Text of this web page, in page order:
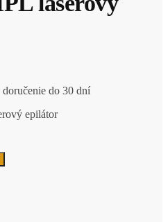
do 30 dní
epilátor